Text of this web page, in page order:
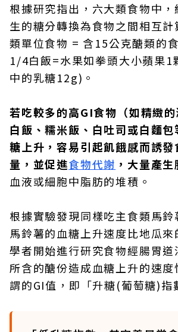
根據研究指出，六大類食物中
生的糖分轉換為食物之間相互
類單位食物 = 含15公克醣類的
1/4白飯=水果如拳頭大小蘋果
中的乳糖12g)。
若吃較多的高GI食物（如精緻的
白飯、糯米飯、白吐司或白麵包
糖上升，容易引起飢餓感而誘
量，並促進食物代謝 ，大量產
血液或細胞中脂肪的堆積。
根據實驗發現同樣吃主食類馬
馬鈴薯的血糖上升速度比地瓜
學者開始進行研究食物經腸胃道
所含的醣份造成血糖上升的速
謂的GI值，即「升糖(葡萄糖)指